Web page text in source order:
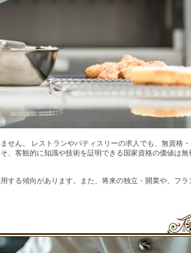
せん。 レストランやパティスリーの求人でも、無資格
、客観的に知識や技術を証明できる国家資格の価値は無
する傾向があります。また、将来の独立・開業や、フラ